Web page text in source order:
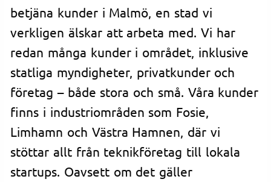
betjäna kunder i Malmö, en stad vi
verkligen älskar att arbeta med. Vi har
redan många kunder i området, inklusive
statliga myndigheter, privatkunder och
företag – både stora och små. Våra kunder
finns i industriområden som Fosie,
Limhamn och Västra Hamnen, där vi
stöttar allt från teknikföretag till lokala
startups. Oavsett om det gäller